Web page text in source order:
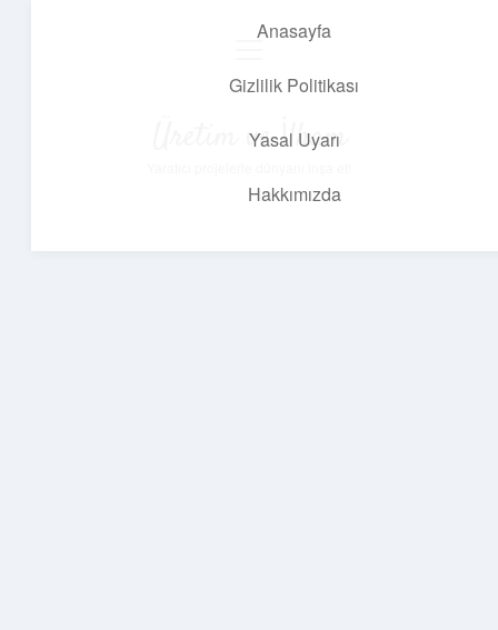
Anasayfa
Gizlilik Politikası
Yasal Uyarı
Hakkımızda
Üretim ve İlham